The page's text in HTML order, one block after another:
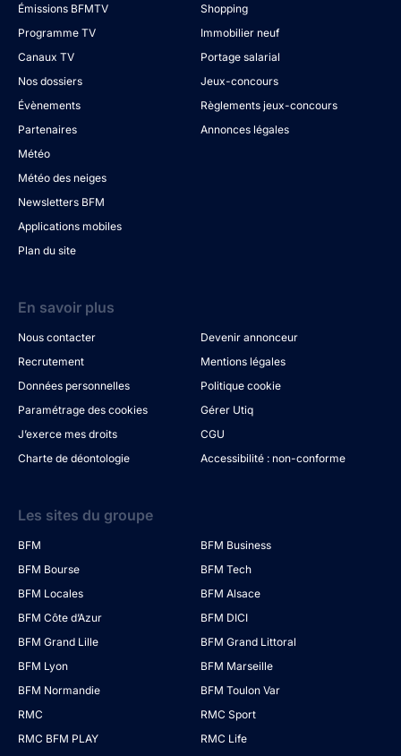
Émissions BFMTV
Programme TV
Canaux TV
Nos dossiers
Évènements
Partenaires
Météo
Météo des neiges
Newsletters BFM
Applications mobiles
Plan du site
Shopping
Immobilier neuf
Portage salarial
Jeux-concours
Règlements jeux-concours
Annonces légales
En savoir plus
Nous contacter
Devenir annonceur
Recrutement
Mentions légales
Données personnelles
Politique cookie
Paramétrage des cookies
Gérer Utiq
J’exerce mes droits
CGU
Charte de déontologie
Accessibilité : non-conforme
Les sites du groupe
BFM
BFM Business
BFM Bourse
BFM Tech
BFM Locales
BFM Alsace
BFM Côte d’Azur
BFM DICI
BFM Grand Lille
BFM Grand Littoral
BFM Lyon
BFM Marseille
BFM Normandie
BFM Toulon Var
RMC
RMC Sport
RMC BFM PLAY
RMC Life